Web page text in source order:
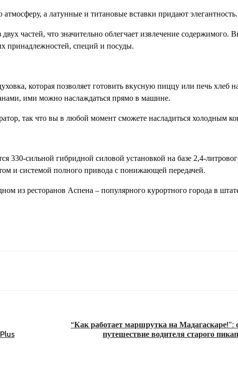
а латунные и титановые вставки придают элегантность.
частей, что значительно облегчает извлечение содержимого.
принадлежностей, специй и посуды.
которая позволяет готовить вкусную пиццу или печь хлеб
ими можно наслаждаться прямо в машине.
так что вы в любой момент сможете насладиться холодным
330-сильной гибридной силовой установкой на базе 2,4-
и системой полного привода с понижающей передачей.
из ресторанов Аспена – популярного курортного города в
“Как работает маршрутка на
путешествие водителя старого